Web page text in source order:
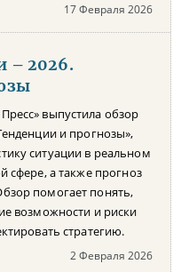
17 Февраля 2026
– 2026.
выпустила обзор
и прогнозы»,
ситуации в реальном
сфере, а также прогноз
помогает понять,
возможности и риски
стратегию.
2 Февраля 2026